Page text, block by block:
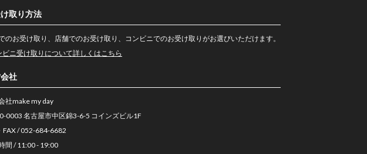
取り方法
のお受け取り、店舗でのお受け取り、コンビニでのお受け取りがお選びいただけます。
ビニ受け取りについて詳しくはこちら
社
社make my day
0003 名古屋市中区錦3-6-5 コインズビル1F
FAX / 052-684-6682
間 / 11:00 - 19:00